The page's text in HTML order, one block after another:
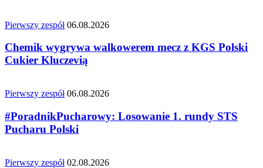
Pierwszy zespół 06.08.2026
Chemik wygrywa walkowerem mecz z KGS Polski
Cukier Kluczevią
Pierwszy zespół 06.08.2026
#PoradnikPucharowy: Losowanie 1. rundy STS
Pucharu Polski
Pierwszy zespół 02.08.2026